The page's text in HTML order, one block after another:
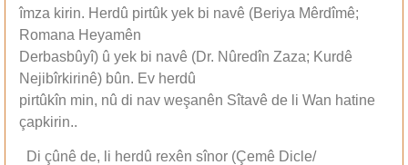
îmza kirin. Herdû pirtûk yek bi navê (Beriya Mêrdîmê;
Romana Heyamên
Derbasbûyî) û yek bi navê (Dr. Nûredîn Zaza; Kurdê
Nejibîrkirinê) bûn. Ev herdû
pirtûkîn min, nû di nav weşanên Sîtavê de li Wan hatine
çapkirin..
Di çûnê de, li herdû rexên sînor (Çemê Dicle/